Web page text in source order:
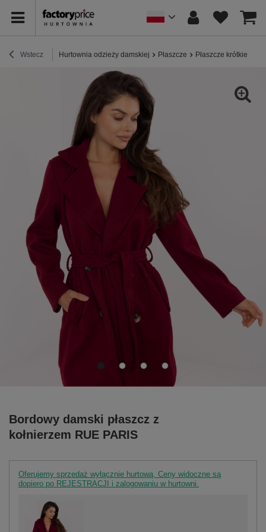
Wstecz Hurtownia odzieży damskiej Płaszcze Płaszcze krótkie
Bordowy damski płaszcz z
kołnierzem RUE PARIS
Oferujemy sprzedaż wyłącznie hurtową. Ceny widoczne są
dopiero po REJESTRACJI i zalogowaniu w hurtowni.